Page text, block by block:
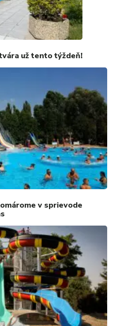
už tento týždeň!
v sprievode